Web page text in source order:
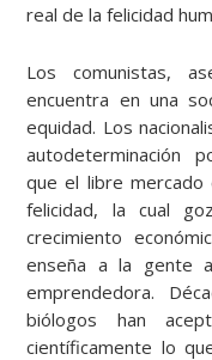
real de la felicidad
Los comunistas,
encuentra en una
equidad. Los
autodeterminación
que el libre mercado
felicidad, la cual
crecimiento
enseña a la gente
emprendedora.
biólogos han
científicamente lo